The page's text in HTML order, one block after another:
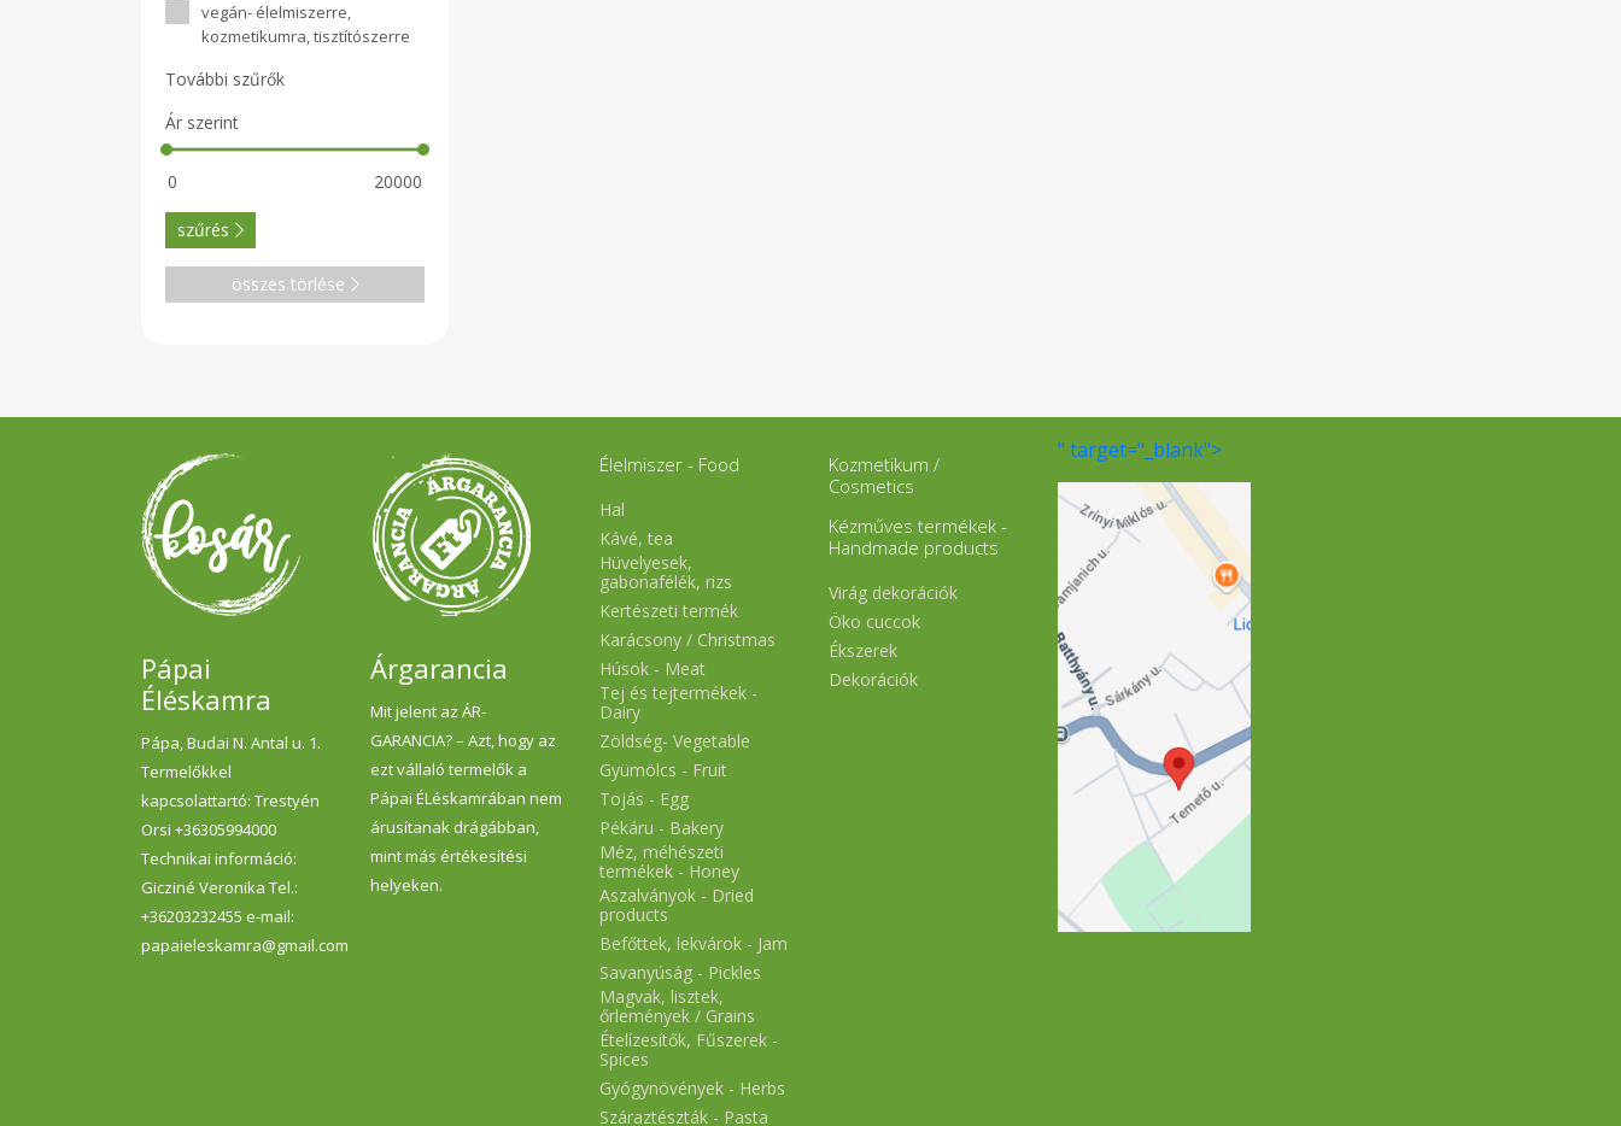
vegán- élelmiszerre,
kozmetikumra, tisztítószerre
További szűrők
Ár szerint
szűrés
összes törlése
Pápai
Éléskamra
Pápa, Budai N. Antal u. 1.
Termelőkkel
kapcsolattartó: Trestyén
Orsi +36305994000
Technikai információ:
Gicziné Veronika Tel.:
+36203232455 e-mail:
papaieleskamra@gmail.com
Árgarancia
Mit jelent az ÁR-
GARANCIA? – Azt, hogy az
ezt vállaló termelők a
Pápai ÉLéskamrában nem
árusítanak drágábban,
mint más értékesítési
helyeken.
Élelmiszer - Food
Hal
Kávé, tea
Hüvelyesek,
gabonafélék, rizs
Kertészeti termék
Karácsony / Christmas
Húsok - Meat
Tej és tejtermékek -
Dairy
Zöldség- Vegetable
Gyümölcs - Fruit
Tojás - Egg
Pékáru - Bakery
Méz, méhészeti
termékek - Honey
Aszalványok - Dried
products
Befőttek, lekvárok - Jam
Savanyúság - Pickles
Magvak, lisztek,
őrlemények / Grains
Ételízesítők, Fűszerek -
Spices
Gyógynövények - Herbs
Száraztészták - Pasta
Kozmetikum /
Cosmetics
Kézműves termékek -
Handmade products
Virág dekorációk
Öko cuccok
Ékszerek
Dekorációk
" target="_blank">